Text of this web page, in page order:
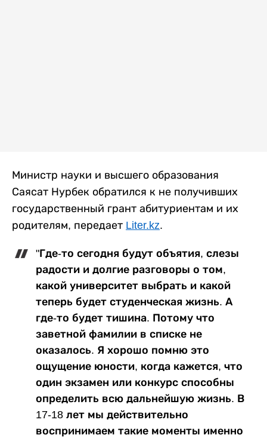
Министр науки и высшего образования
Саясат Нурбек обратился к не получивших
государственный грант абитуриентам и их
родителям, передает Liter.kz.
"Где-то сегодня будут объятия, слезы
радости и долгие разговоры о том,
какой университет выбрать и какой
теперь будет студенческая жизнь. А
где-то будет тишина. Потому что
заветной фамилии в списке не
оказалось. Я хорошо помню это
ощущение юности, когда кажется, что
один экзамен или конкурс способны
определить всю дальнейшую жизнь. В
17-18 лет мы действительно
воспринимаем такие моменты именно